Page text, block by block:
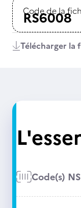
Code de la
RS6008
Télécharger la
Code(s)